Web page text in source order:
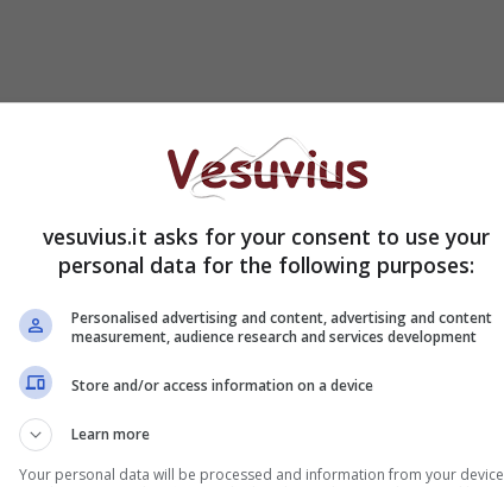
direttore dell’Osservatorio Vesuviano: “Non
mattina e le perforazioni. Primo perché le
ferme da agosto, secondo perché sono partite
commissario regionale dei Verdi Ecologisti, e
Napoli del partito ecolostista: “
a Bagnoli le scosse di terremoto
nell’area flegrea
spendere fondi per fare buchi nel
dei Campi Flegrei”.
vesuvius.it asks for your consent to use your
personal data for the following purposes:
Personalised advertising and content, advertising and content
measurement, audience research and services development
Store and/or access information on a device
Learn more
Your personal data will be processed and information from your device